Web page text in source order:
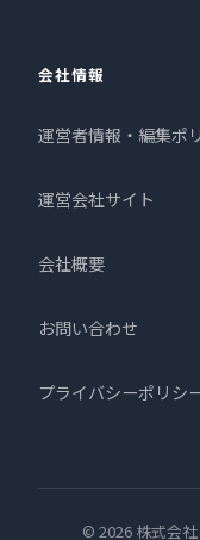
会社情報
運営者情報・編集ポ
運営会社サイト
会社概要
お問い合わせ
プライバシーポリシ
© 2026 株式会